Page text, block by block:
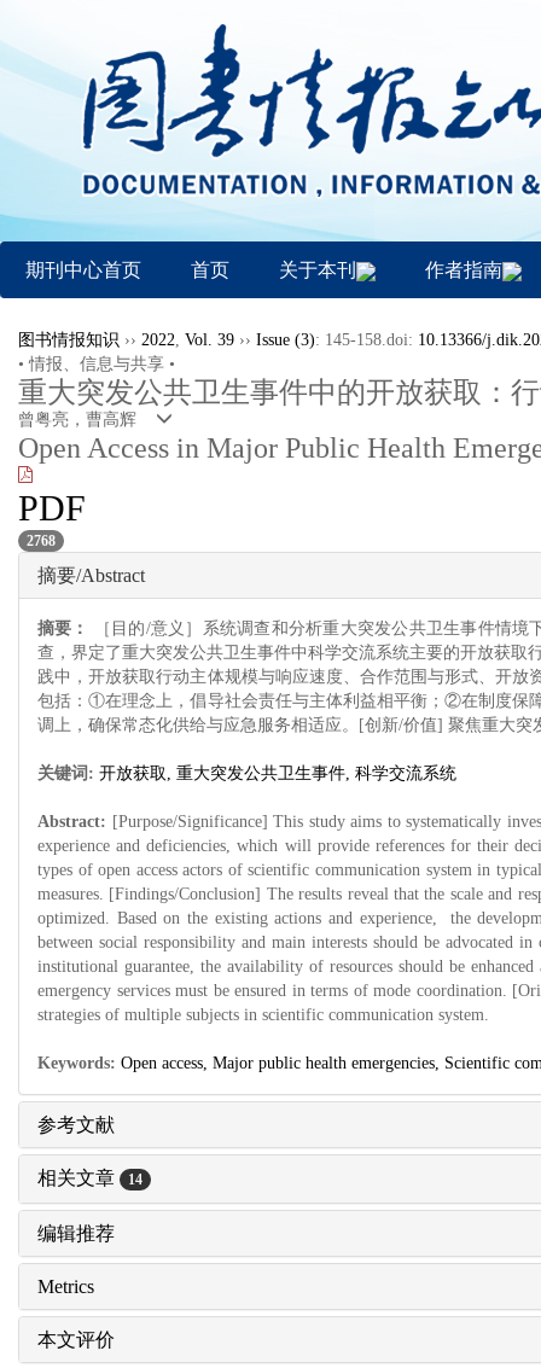
期刊中心首页 首页 关于本刊 作者指南
图书情报知识 ›› 2022, Vol. 39 ›› Issue (3): 145-158.doi: 10.13366/
• 情报、信息与共享 •
重大突发公共卫生事件中的开放获取：
曾粤亮，曹高辉
Open Access in Major Public Health
PDF
2768
摘要/Abstract
摘要：
［目的/意义］系统调查和分析重大突发公共卫生事件情
查，界定了重大突发公共卫生事件中科学交流系统主要的开放获
践中，开放获取行动主体规模与响应速度、合作范围与形式、开
包括：①在理念上，倡导社会责任与主体利益相平衡；②在制度保
调上，确保常态化供给与应急服务相适应。[创新/价值] 聚焦重大
关键词: 开放获取, 重大突发公共卫生事件, 科学交流系统
Abstract: [Purpose/Significance] This study aims to systematically
experience and deficiencies, which will provide references for their
types of open access actors of scientific communication system in
measures. [Findings/Conclusion] The results reveal that the scale and
optimized. Based on the existing actions and experience, the
between social responsibility and main interests should be advocated
institutional guarantee, the availability of resources should be
emergency services must be ensured in terms of mode coordination.
strategies of multiple subjects in scientific communication system.
Keywords: Open access, Major public health emergencies, Scientific
参考文献
相关文章 14
编辑推荐
Metrics
本文评价